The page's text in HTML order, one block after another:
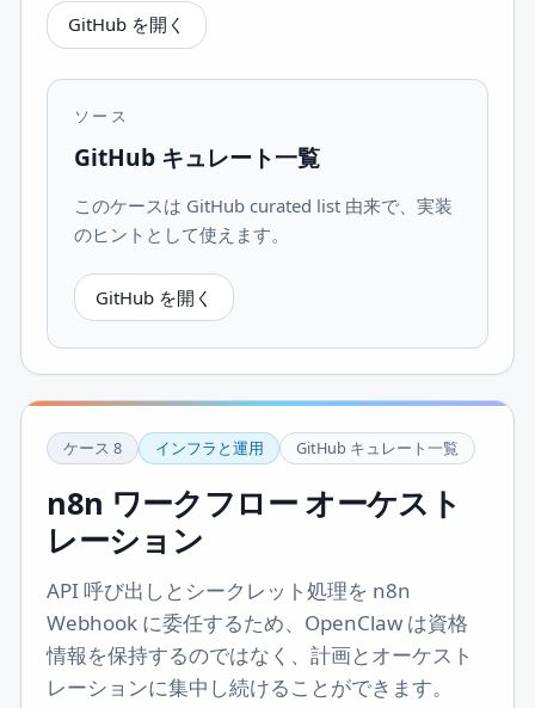
GitHub を開く
ソース
GitHub キュレート一覧
このケースは GitHub curated list 由来で、実装
のヒントとして使えます。
GitHub を開く
ケース 8 インフラと運用 GitHub キュレート一覧
n8n ワークフロー オーケスト
レーション
API 呼び出しとシークレット処理を n8n
Webhook に委任するため、OpenClaw は資格
情報を保持するのではなく、計画とオーケスト
レーションに集中し続けることができます。